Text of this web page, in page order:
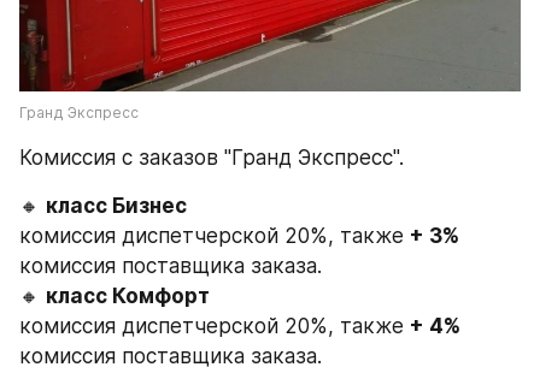
Гранд Экспресс
Комиссия с заказов "Гранд Экспресс".
🔸 класс Бизнес
комиссия диспетчерской 20%, также + 3%
комиссия поставщика заказа.
🔸 класс Комфорт
комиссия диспетчерской 20%, также + 4%
комиссия поставщика заказа.